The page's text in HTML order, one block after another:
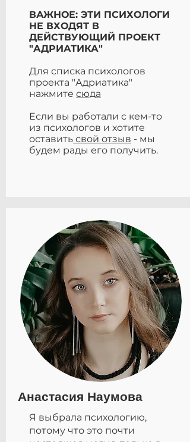
ВАЖНОЕ: ЭТИ ПСИХОЛОГИ
НЕ ВХОДЯТ В
ДЕЙСТВУЮЩИЙ ПРОЕКТ
"АДРИАТИКА"
Для списка психологов
проекта "Адриатика"
нажмите сюда
Если вы работали с кем-то
из психологов и хотите
оставить свой отзыв - мы
будем рады его получить.
Анастасия Наумова
Я выбрала психологию,
потому что это почти